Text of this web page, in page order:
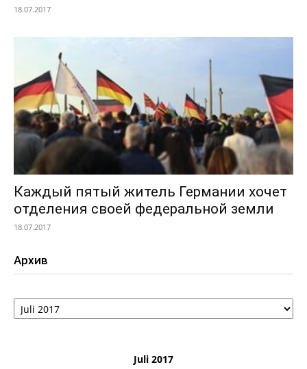
18.07.2017
Каждый пятый житель Германии хочет
отделения своей федеральной земли
18.07.2017
Архив
Архив
Juli 2017